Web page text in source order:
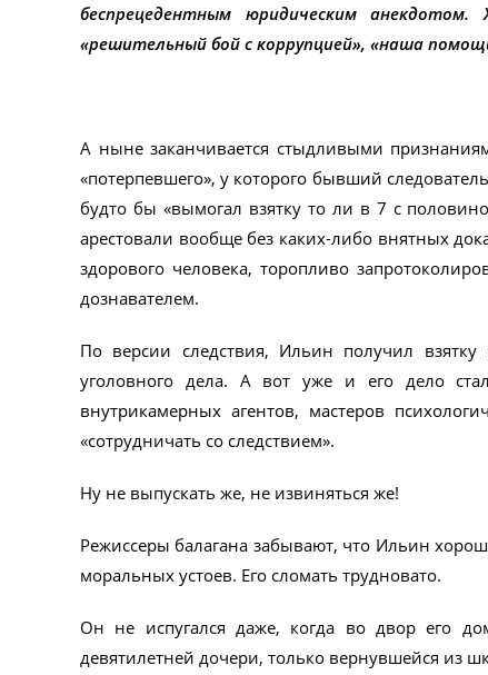
беспрецедентным юридическим
«решительный бой с коррупцией», «наша
А ныне заканчивается стыдливыми
«потерпевшего», у которого бывший
будто бы «вымогал взятку то ли в 7 с
арестовали вообще без каких-либо внятных
здорового человека, торопливо
дознавателем.
По версии следствия, Ильин получил
уголовного дела. А вот уже и его дело
внутрикамерных агентов, мастеров
«сотрудничать со следствием».
Ну не выпускать же, не извиняться же!
Режиссеры балагана забывают, что Ильин
моральных устоев. Его сломать трудновато.
Он не испугался даже, когда во двор его
девятилетней дочери, только вернувшейся из